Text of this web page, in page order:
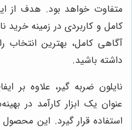
متفاوت خواهد بود. هدف از
کامل و کاربردی در زمینه خرید
آگاهی کامل، بهترین انتخاب
داشته باشید.
نایلون ضربه گیر، علاوه بر
عنوان یک ابزار کارآمد در
استفاده قرار گیرد. این